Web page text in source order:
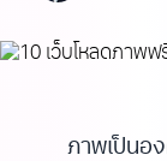
ภาพเป็นอ